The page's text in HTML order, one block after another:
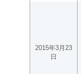
2015年3月23
日